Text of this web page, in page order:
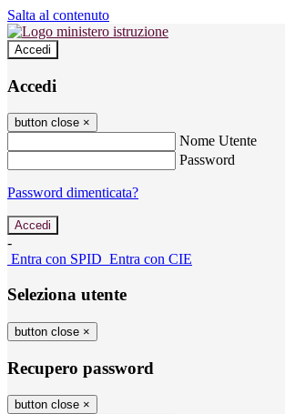
Salta al contenuto
Accedi
Accedi
button close ×
Nome Utente
Password
Password dimenticata?
-
Entra con SPID Entra con CIE
Seleziona utente
button close ×
Recupero password
button close ×